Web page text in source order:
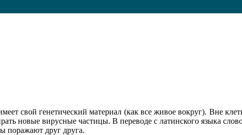
свой генетический материал (как все живое вокруг). Вне
новые вирусные частицы. В переводе с латинского языка
поражают друг друга.